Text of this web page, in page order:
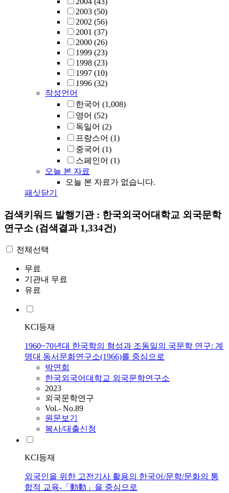
2003 (50)
2002 (56)
2001 (37)
2000 (26)
1999 (23)
1998 (23)
1997 (10)
1996 (32)
작성언어
한국어 (1,008)
영어 (52)
독일어 (2)
프랑스어 (1)
중국어 (1)
스페인어 (1)
오늘 본 자료
오늘 본 자료가 없습니다.
패싯닫기
검색키워드 발행기관 : 한국외국어대학교 외국문학
연구소 (검색결과 1,334건)
전체선택
무료
기관내 무료
유료
KCI등재
1960~70년대 한국학의 형성과 조동일의 국문학 연구: 계
명대 동서문화연구소(1966)를 중심으로
박연희
한국외국어대학교 외국문학연구소
2023
외국문학연구
Vol.- No.89
원문보기
복사/대출신청
KCI등재
외국인을 위한 고전기사 활용의 한국어/문학/문화의 통
합적 교육-「動動」을 중심으로